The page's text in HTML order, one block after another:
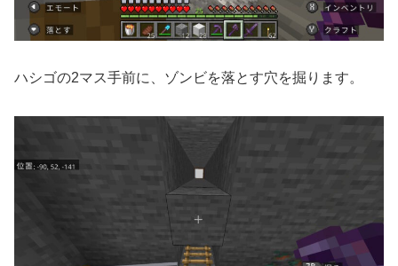
ハシゴの2マス手前に、ゾンビを落とす穴を掘ります。